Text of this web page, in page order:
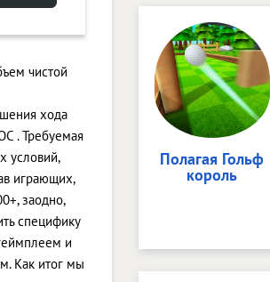
чистой
хода
. Требуемая
условий,
играющих,
заодно,
специфику
и
Как итог мы
Полагая Гольф
король